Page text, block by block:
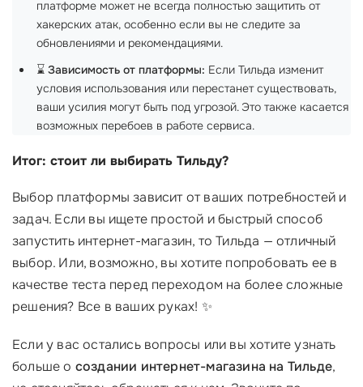
платформе может не всегда полностью защитить от
хакерских атак, особенно если вы не следите за
обновлениями и рекомендациями.
⌛ Зависимость от платформы: Если Тильда изменит
условия использования или перестанет существовать,
ваши усилия могут быть под угрозой. Это также касается
возможных перебоев в работе сервиса.
Итог: стоит ли выбирать Тильду?
Выбор платформы зависит от ваших потребностей и
задач. Если вы ищете простой и быстрый способ
запустить интернет-магазин, то Тильда — отличный
выбор. Или, возможно, вы хотите попробовать ее в
качестве теста перед переходом на более сложные
решения? Все в ваших руках! ✨
Если у вас остались вопросы или вы хотите узнать
больше о создании интернет-магазина на Тильде,